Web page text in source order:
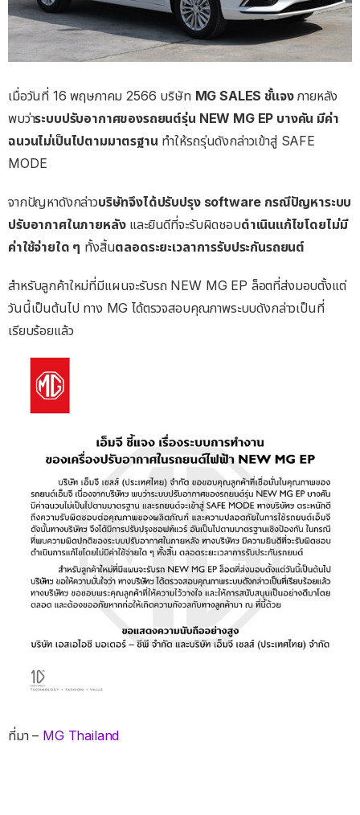
เมื่อวันที่ 16 พฤษภาคม 2566 บริษัท MG SALES ชั้แจงภายหลัง
พบว่าระบบปรับอากาศของรถยนต์รุ่น NEW MG EP บางคัน มีค่า
ฉนวนไม่เป็นไปตามมาตรฐาน ทำให้รถรุ่นดังกล่าวเข้าสู่ SAFE
MODE
จากปัญหาดังกล่าวบริษัทจึงได้ปรับปรุง software กรณีปัญหาระบบ
ปรับอากาศในภายหลังและยินดีที่จะรับผิดชอบดำเนินแก้ไขโดยไม่มี
ค่าใช้จ่ายใด ๆ ทั้งสิ้นตลอดระยะเวลาการรับประกันรถยนต์
สำหรับลูกค้าใหม่ที่มีแผนจะรับรถ NEW MG EP ล็อตที่ส่งมอบตั้งแต่
วันนี้เป็นต้นไป ทาง MG ได้ตรวจสอบคุณภาพระบบดังกล่าวเป็นที่
เรียบร้อยแล้ว
ที่มา – MG Thailand